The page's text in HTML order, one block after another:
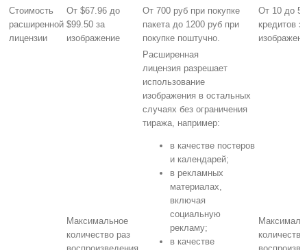
Стоимость
расширенной
лицензии
От $67.96 до
$99.50 за
изображение
От 700 руб при покупке
пакета до 1200 руб при
покупке поштучно.
От 10 до 50
кредитов за
Максимальное
количество раз
Расширенная
лицензия разрешает
использование
изображения в остальных
случаях без ограничения
тиража, например:
в качестве постеров
и календарей;
в рекламных
материалах,
включая
социальную
рекламу;
в качестве